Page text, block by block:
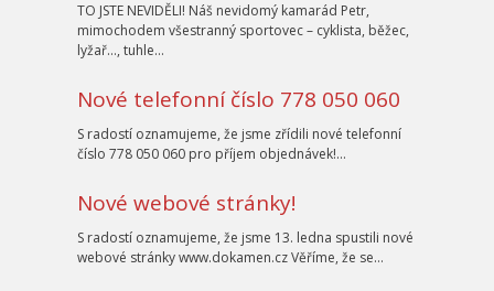
TO JSTE NEVIDĚLI! Náš nevidomý kamarád Petr,
mimochodem všestranný sportovec – cyklista, běžec,
lyžař…, tuhle…
Nové telefonní číslo 778 050 060
S radostí oznamujeme, že jsme zřídili nové telefonní
číslo 778 050 060 pro příjem objednávek!…
Nové webové stránky!
S radostí oznamujeme, že jsme 13. ledna spustili nové
webové stránky www.dokamen.cz Věříme, že se…